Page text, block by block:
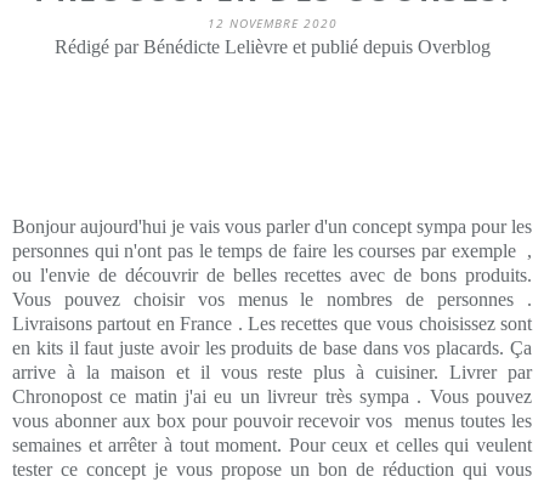
12 NOVEMBRE 2020
Rédigé par Bénédicte Lelièvre et publié depuis Overblog
Bonjour aujourd'hui je vais vous parler d'un concept sympa pour les
personnes qui n'ont pas le temps de faire les courses par exemple ,
ou l'envie de découvrir de belles recettes avec de bons produits.
Vous pouvez choisir vos menus le nombres de personnes .
Livraisons partout en France . Les recettes que vous choisissez sont
en kits il faut juste avoir les produits de base dans vos placards. Ça
arrive à la maison et il vous reste plus à cuisiner. Livrer par
Chronopost ce matin j'ai eu un livreur très sympa . Vous pouvez
vous abonner aux box pour pouvoir recevoir vos menus toutes les
semaines et arrêter à tout moment. Pour ceux et celles qui veulent
tester ce concept je vous propose un bon de réduction qui vous